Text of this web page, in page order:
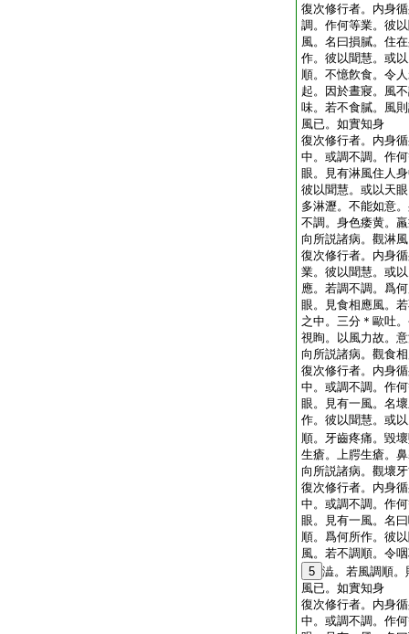
復次修行者。内身
調。作何等業。彼
風。名曰損膩。住
作。彼以聞慧。或
順。不憶飮食。令
起。因於晝寢。風
味。若不食膩。風
風已。如實知身
復次修行者。内身
中。或調不調。作
眼。見有淋風住人
彼以聞慧。或以天
多淋瀝。不能如意
不調。身色痿黄。
向所説諸病。觀淋
復次修行者。内身
業。彼以聞慧。或
應。若調不調。爲
眼。見食相應風。
之中。三分＊歐吐
視眴。以風力故。
向所説諸病。觀食
復次修行者。内身
中。或調不調。作
眼。見有一風。名
作。彼以聞慧。或
順。牙齒疼痛。毀
生瘡。上腭生瘡。
向所説諸病。觀壞
復次修行者。内身
中。或調不調。作
眼。見有一風。名
順。爲何所作。彼
風。若不調順。令
5 澁。若風調順
風已。如實知身
復次修行者。内身
中。或調不調。作